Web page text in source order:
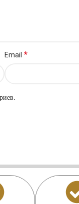
Email *